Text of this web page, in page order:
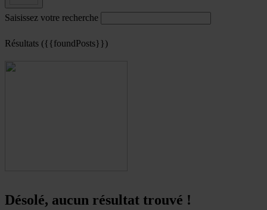
Saisissez votre recherche
Résultats ({{foundPosts}})
Désolé, aucun résultat trouvé !